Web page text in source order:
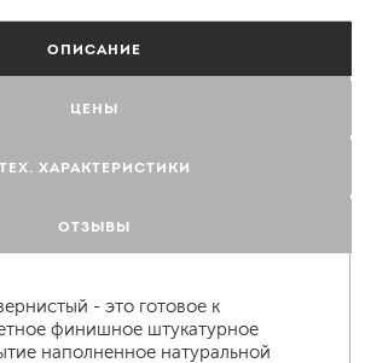
ОПИСАНИЕ
ЦЕНЫ
ТЕХ. ХАРАКТЕРИСТИКИ
ОТЗЫВЫ
- это готовое к
финишное штукатурное
наполненное натуральной